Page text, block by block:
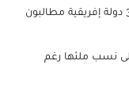
تأشيرة الدخول للولايات المتحدة: مواطنو 30 دولة إفريقية مطالبون
نسب ملئها رغم